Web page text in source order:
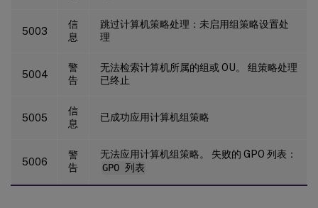
5003
信
息
跳过计算机策略处理：未启用组策略设置处
理
5004
警
告
无法检索计算机所属的组或 OU。 组策略处理
已终止
5005
信
息
已成功应用计算机组策略
5006
警
告
无法应用计算机组策略。 失败的 GPO 列表：
GPO 列表